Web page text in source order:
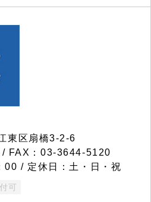
東区扇橋3-2-6
FAX：03-3644-5120
00 / 定休日：土・日・祝
可